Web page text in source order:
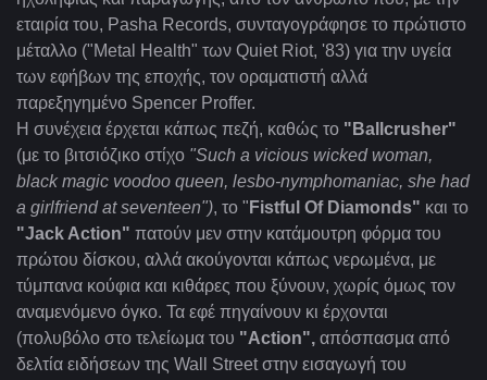
εταιρία του, Pasha Records, συνταγογράφησε το πρώτιστο
μέταλλο ("Metal
Health" των Quiet Riot, '83) για την υγεία
των εφήβων της εποχής, τον οραματιστή αλλά
παρεξηγημένο Spencer Proffer.
Η συνέχεια έρχεται κάπως πεζή, καθώς τo " Ballcrusher"
(με το βιτσιόζικο στίχο "Such a vicious wicked woman,
black magic voodoo queen, lesbo-nymphomaniac, she had
a girlfriend at seventeen"), το " Fistful Of Diamonds" και το
"Jack Action" πατούν μεν στην κατάμουτρη φόρμα του
πρώτου δίσκου, αλλά ακούγονται κάπως νερωμένα, με
τύμπανα κούφια και κιθάρες που ξύνουν, χωρίς όμως τον
αναμενόμενο όγκο. Τα εφέ πηγαίνουν κι έρχονται
(πολυβόλο στο τελείωμα του "Action", απόσπασμα από
δελτία ειδήσεων της Wall Street στην εισαγωγή του